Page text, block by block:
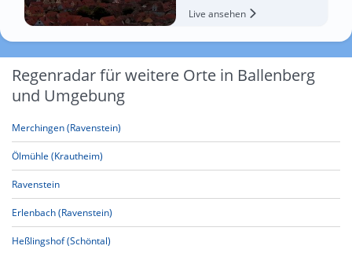
Live ansehen
Regenradar für weitere Orte in Ballenberg
und Umgebung
Merchingen (Ravenstein)
Ölmühle (Krautheim)
Ravenstein
Erlenbach (Ravenstein)
Heßlingshof (Schöntal)